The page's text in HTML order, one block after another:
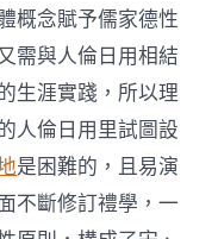
概念賦予儒家德性
需與人倫日用相結
生涯實踐，所以理
人倫日用里試圖設
是困難的，且易演
不斷修訂禮學，一